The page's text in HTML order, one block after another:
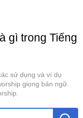
gì trong Tiếng
sử dụng và ví dụ
giọng bản ngữ.